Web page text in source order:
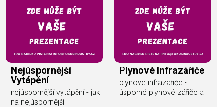
Nejúspornější
Vytápění
nejúspornější vytápění - jak
na nejúspornější
Plynové Infrazářiče
plynové infrazářiče -
úsporné plynové zářiče a